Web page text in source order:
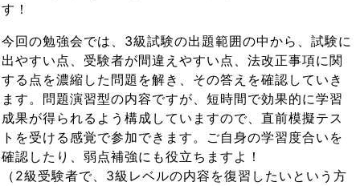
す！
今回の勉強会では、3級試験の出題範囲の中から、試験に
出やすい点、受験者が間違えやすい点、法改正事項に関
する点を濃縮した問題を解き、その答えを確認していき
ます。問題演習型の内容ですが、短時間で効果的に学習
成果が得られるよう構成していますので、直前模擬テス
トを受ける感覚で参加できます。ご自身の学習度合いを
確認したり、弱点補強にも役立ちますよ！
（2級受験者で、3級レベルの内容を復習したいという方